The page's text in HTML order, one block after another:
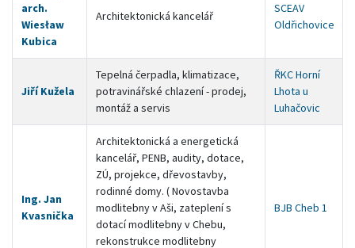
arch.
Wiesław
Kubica
Architektonická kancelář
SCEAV
Oldřichovice
Jiří Kužela
Tepelná čerpadla, klimatizace,
potravinářské chlazení - prodej,
montáž a servis
ŘKC Horní
Lhota u
Luhačovic
Ing. Jan
Kvasnička
Architektonická a energetická
kancelář, PENB, audity, dotace,
ZÚ, projekce, dřevostavby,
rodinné domy. ( Novostavba
modlitebny v Aši, zateplení s
dotací modlitebny v Chebu,
rekonstrukce modlitebny
BJB Cheb 1